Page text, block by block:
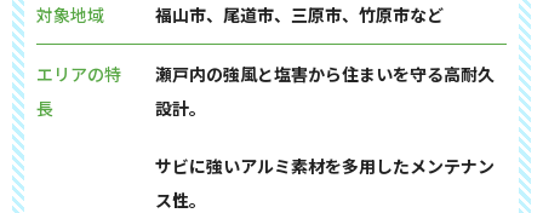
対象地域 福山市、尾道市、三原市、竹原市など
エリアの特
長
瀬戸内の強風と塩害から住まいを守る高耐久
設計。
サビに強いアルミ素材を多用したメンテナン
ス性。